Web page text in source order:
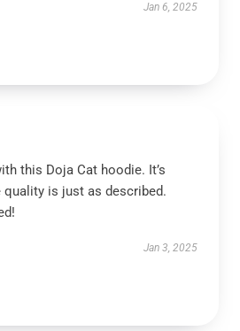
Jan 6, 2025
this Doja Cat hoodie. It’s
quality is just as described.
Jan 3, 2025